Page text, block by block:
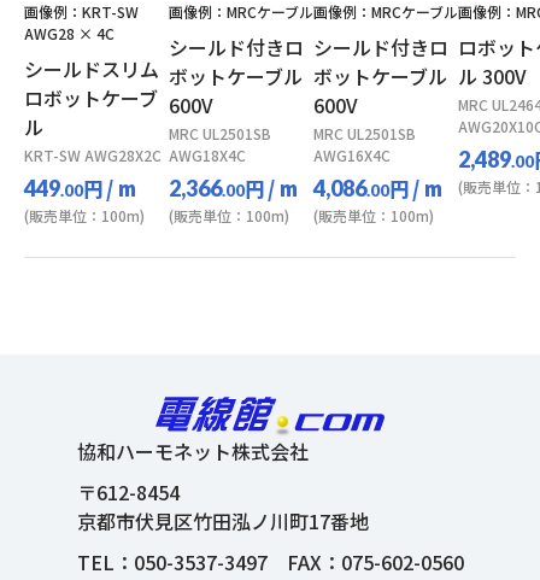
画像例：KRT-SW
AWG28 × 4C
シールドスリム
ロボットケーブ
ル
KRT-SW AWG28X2C
449.00円/ m
(販売単位：100m)
画像例：MRCケーブル
シールド付きロ
ボットケーブル
600V
MRC UL2501SB
AWG18X4C
2,366.00円/ m
(販売単位：100m)
画像例：MRCケーブル
シールド付きロ
ボットケーブル
600V
MRC UL2501SB
AWG16X4C
4,086.00円/ m
(販売単位：100m)
画像例：
ロボッ
ル 300V
MRC
2,489.00
(販売単位
協和ハーモネット株式会社
〒612-8454
京都市伏見区竹田泓ノ川町17番地
TEL： 050-3537-3497FAX：075-602-0560